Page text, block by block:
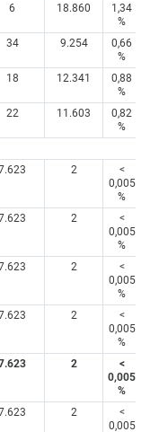
6 18.860
1,34
%
34 9.254
0,66
%
18 12.341
0,88
%
22 11.603
0,82
%
2
<
0,005
%
2
<
0,005
%
2
<
0,005
%
2
<
0,005
%
2
<
0,005
%
2
<
0,005